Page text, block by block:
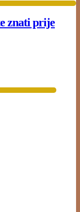
znati prije